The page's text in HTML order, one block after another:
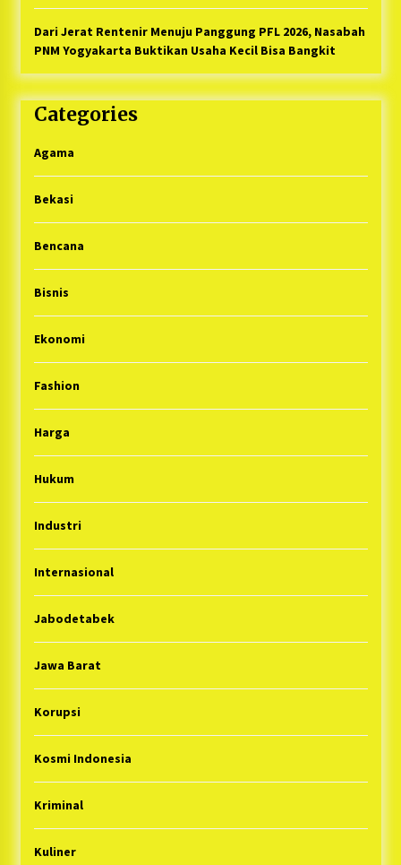
Dari Jerat Rentenir Menuju Panggung PFL 2026, Nasabah
PNM Yogyakarta Buktikan Usaha Kecil Bisa Bangkit
Categories
Agama
Bekasi
Bencana
Bisnis
Ekonomi
Fashion
Harga
Hukum
Industri
Internasional
Jabodetabek
Jawa Barat
Korupsi
Kosmi Indonesia
Kriminal
Kuliner